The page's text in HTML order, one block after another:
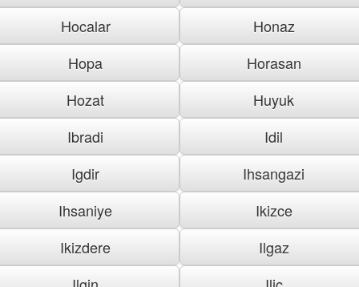
Hocalar
Honaz
Hopa
Horasan
Hozat
Huyuk
Ibradi
Idil
Igdir
Ihsangazi
Ihsaniye
Ikizce
Ikizdere
Ilgaz